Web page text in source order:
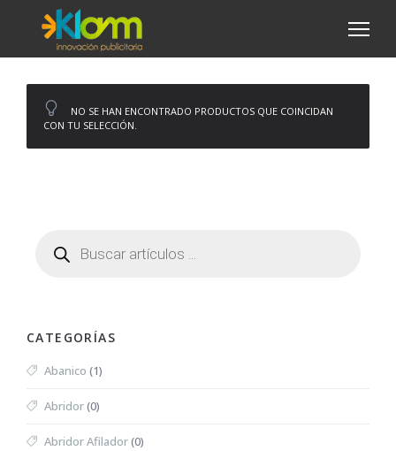
NO SE HAN ENCONTRADO PRODUCTOS QUE COINCIDAN
CON TU SELECCIÓN.
CATEGORÍAS
Abanico (1)
Abridor(0)
Abridor Afilador(0)